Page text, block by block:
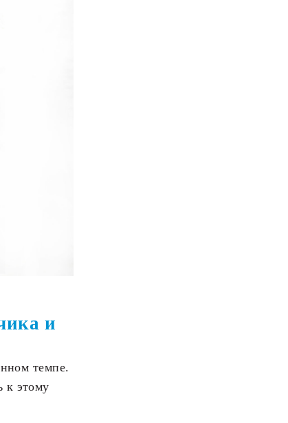
и
темпе.
к этому